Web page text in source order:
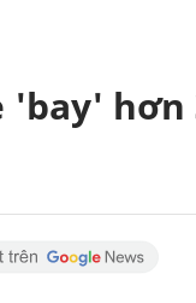
'bay' hơn